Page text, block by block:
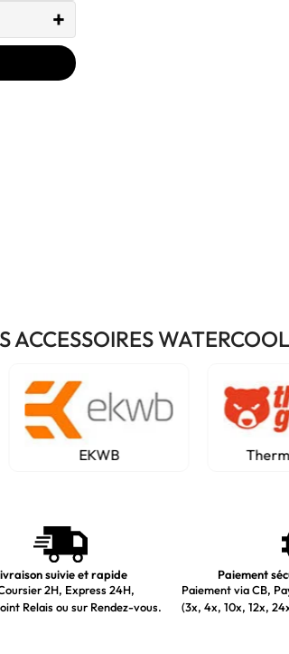
ACCESSOIRES
Thermal Grizzly
suivie et rapide
2H, Express 24H,
Relais ou sur Rendez-vous.
Paiement
Paiement via CB,
(3x, 4x, 10x, 12x,